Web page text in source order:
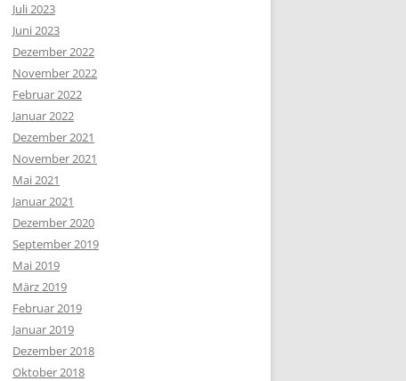
Juli 2023
Juni 2023
Dezember 2022
November 2022
Februar 2022
Januar 2022
Dezember 2021
November 2021
Mai 2021
Januar 2021
Dezember 2020
September 2019
Mai 2019
März 2019
Februar 2019
Januar 2019
Dezember 2018
Oktober 2018